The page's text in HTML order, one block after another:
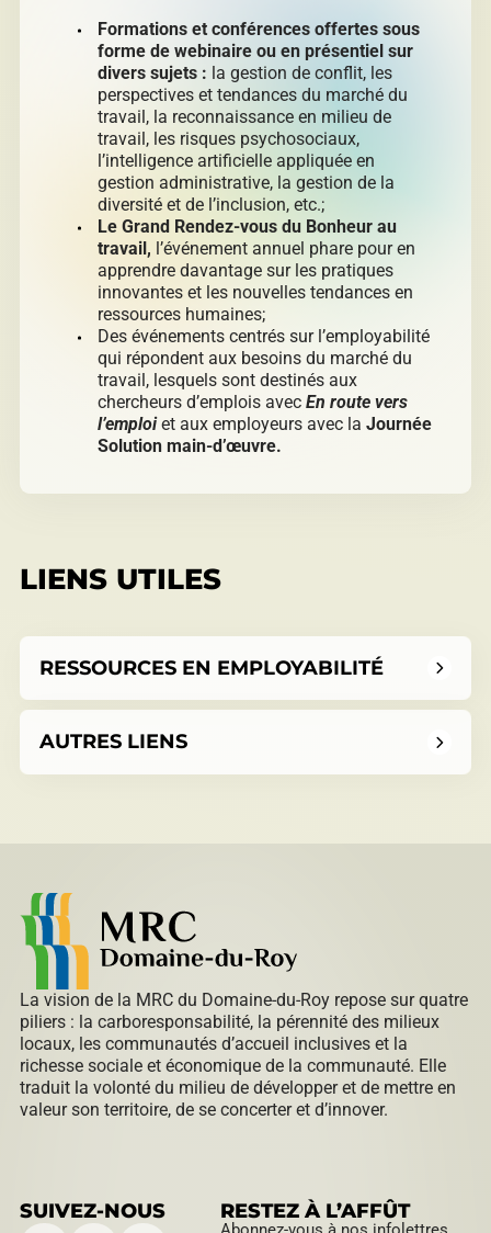
Formations et conférences offertes sous
forme de webinaire ou en présentiel sur
divers sujets : la gestion de conflit, les
perspectives et tendances du marché du
travail, la reconnaissance en milieu de
travail, les risques psychosociaux,
l’intelligence artificielle appliquée en
gestion administrative, la gestion de la
diversité et de l’inclusion, etc.;
Le Grand Rendez-vous du Bonheur au
travail, l’événement annuel phare pour en
apprendre davantage sur les pratiques
innovantes et les nouvelles tendances en
ressources humaines;
Des événements centrés sur l’employabilité
qui répondent aux besoins du marché du
travail, lesquels sont destinés aux
chercheurs d’emplois avec En route vers
l’emploi et aux employeurs avec la Journée
Solution main-d’œuvre.
LIENS UTILES
RESSOURCES EN EMPLOYABILITÉ
AUTRES LIENS
La vision de la MRC du Domaine-du-Roy repose sur quatre
piliers : la carboresponsabilité, la pérennité des milieux
locaux, les communautés d’accueil inclusives et la
richesse sociale et économique de la communauté. Elle
traduit la volonté du milieu de développer et de mettre en
valeur son territoire, de se concerter et d’innover.
SUIVEZ-NOUS RESTEZ À L’AFFÛT